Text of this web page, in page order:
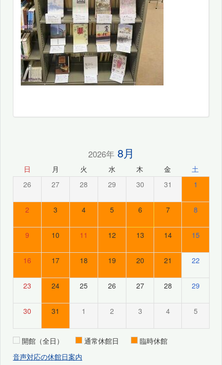
2026年8月
日 月 火 水 木 金 土
26 27 28 29 30 31 1
2 3 4 5 6 7 8
9 10 11 12 13 14 15
16 17 18 19 20 21 22
23 24 25 26 27 28 29
30 31 1 2 3 4 5
開館（全日） 通常休館日
臨時休館
音声対応の休館日案内